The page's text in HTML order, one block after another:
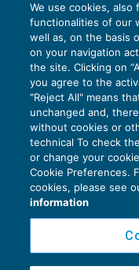
EU AI Act e
scadenze
27 Luglio 2026
di Diego Barberi
We use cookies,
functionalities of our
well as, on the basis
on your navigation
the site. Clicking on
you agree to the
"Reject All" means
unchanged and,
without cookies or
technical To check
or change your
Cookie Preferences.
cookies, please see
information